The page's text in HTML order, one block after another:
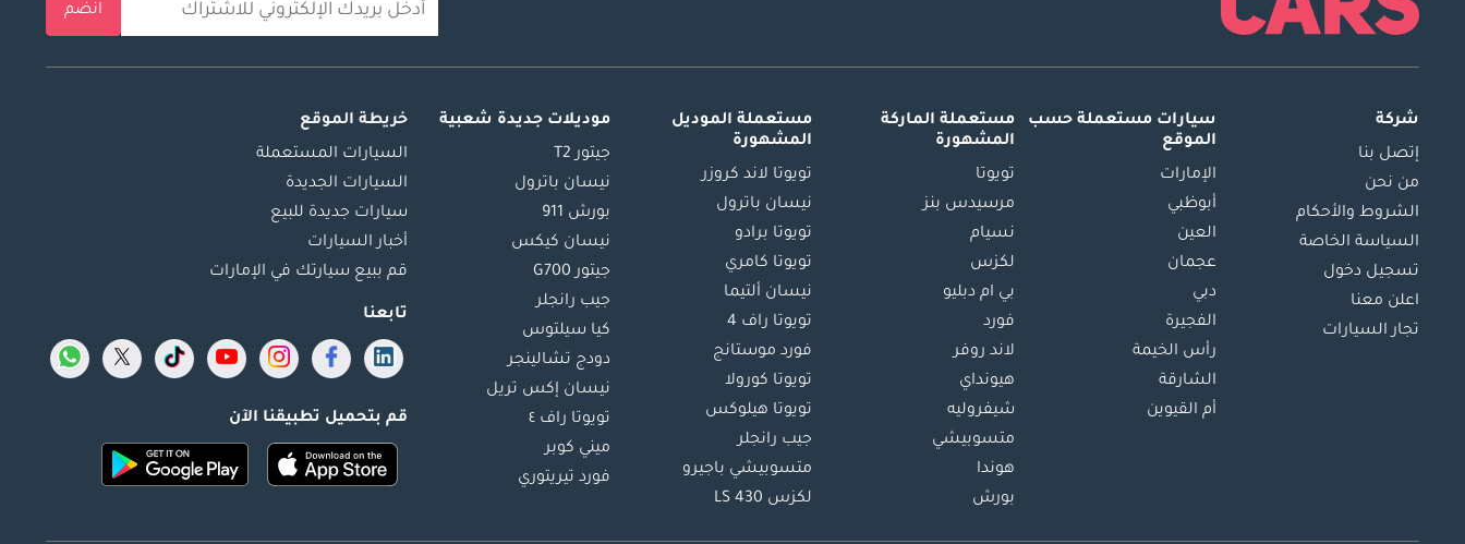
انضم
شركة
إتصل بنا
من نحن
الشروط والأحكام
السياسة الخاصة
تسجيل دخول
اعلن معنا
تجار السيارات
سيارات مستعملة حسب
الموقع
الإمارات
أبوظبي
العين
عجمان
دبي
الفجيرة
رأس الخيمة
الشارقة
أم القيوين
مستعملة الماركة
المشهورة
تويوتا
مرسيدس بنز
نسيام
لكزس
بي ام دبليو
فورد
لاند روفر
هيونداي
شيفروليه
متسوبيشي
هوندا
بورش
مستعملة الموديل
المشهورة
تويوتا لاند كروزر
نيسان باترول
تويوتا برادو
تويوتا كامري
نيسان ألتيما
تويوتا راف 4
فورد موستانج
تويوتا كورولا
تويوتا هيلوكس
جيب رانجلر
متسوبيشي باجيرو
لكزس LS 430
موديلات جديدة شعبية
جيتور T2
نيسان باترول
بورش 911
نيسان كيكس
جيتور G700
جيب رانجلر
كيا سيلتوس
دودج تشالينجر
نيسان إكس تريل
تويوتا راف ٤
ميني كوبر
فورد تيريتوري
خريطة الموقع
السيارات المستعملة
السيارات الجديدة
سيارات جديدة للبيع
أخبار السيارات
قم ببيع سيارتك في الإمارات
تابعنا
قم بتحميل تطبيقنا الآن